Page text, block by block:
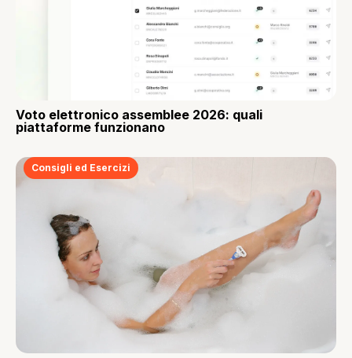
Voto elettronico assemblee 2026: quali
piattaforme funzionano
Consigli ed Esercizi